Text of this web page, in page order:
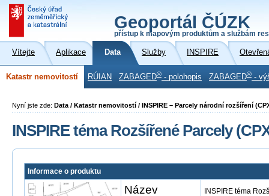
Geoportál ČÚZK
přístup k mapovým produktům a službám
Vítejte Aplikace Data Služby INSPIRE
Katastr nemovitostí RÚIAN ZABAGED® - polohopis ZABAGED® -
Nyní jste zde: Data / Katastr nemovitostí / INSPIRE – Parcely národní rozšíření
INSPIRE téma Rozšířené Parcely
Informace o produktu
Název INSPIRE téma